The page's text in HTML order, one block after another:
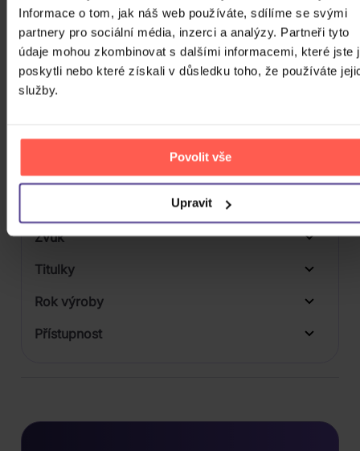
Informace o tom, jak náš web používáte, sdílíme se svými
partnery pro sociální média, inzerci a analýzy. Partneři tyto
údaje mohou zkombinovat s dalšími informacemi, které jste
poskytli nebo které získali v důsledku toho, že používáte
služby.
Povolit vše
Upravit
Počet DVD
Počet BD
Počet vinyl
Balení média
Plastový obal
Formát média
Zvuk
Titulky
Rok výroby
Přístupnost